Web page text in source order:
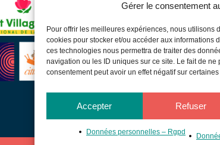
Gérer le consentement
Pour offrir les meilleures expériences, nous utilisons
cookies pour stocker et/ou accéder aux informations
ces technologies nous permettra de traiter des
navigation ou les ID uniques sur ce site. Le fait de ne
consentement peut avoir un effet négatif sur
Accepter Refuser
Données personnelles – Rgpd
Office de
Sortir à